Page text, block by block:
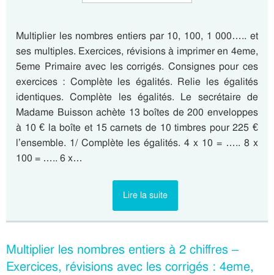
Multiplier les nombres entiers par 10, 100, 1 000….. et
ses multiples. Exercices, révisions à imprimer en 4eme,
5eme Primaire avec les corrigés. Consignes pour ces
exercices : Complète les égalités. Relie les égalités
identiques. Complète les égalités. Le secrétaire de
Madame Buisson achète 13 boîtes de 200 enveloppes
à 10 € la boîte et 15 carnets de 10 timbres pour 225 €
l’ensemble. 1/ Complète les égalités. 4 x 10 = ….. 8 x
100 = ….. 6 x…
Lire la suite
Multiplier les nombres entiers à 2 chiffres –
Exercices, révisions avec les corrigés : 4eme,